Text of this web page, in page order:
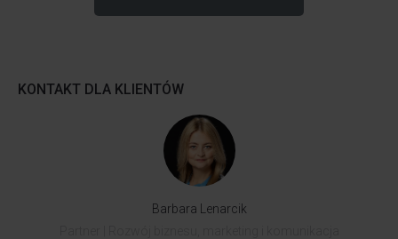
KONTAKT DLA KLIENTÓW
Barbara Lenarcik